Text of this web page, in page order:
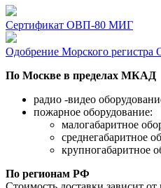
Сертификат ОВП-80 МИГ
Одобрение Морского
По Москве в пределах МКАД
радио -видео
пожарное оборудование:
малогабаритное
среднегабаритное
крупногабаритное
По регионам РФ